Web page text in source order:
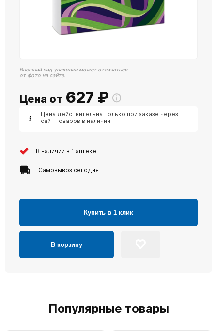
Внешний вид упаковки может отличаться
от фото на сайте.
Цена от 627 ₽
Цена действительна только при заказе через
сайт товаров в наличии
В наличии в 1 аптеке
Самовывоз сегодня
Купить в 1 клик
В корзину
Популярные товары